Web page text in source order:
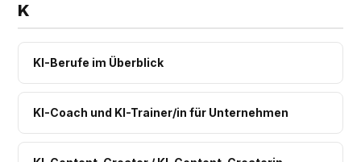
K
KI-Berufe im Überblick
KI-Coach und KI-Trainer/in für Unternehmen